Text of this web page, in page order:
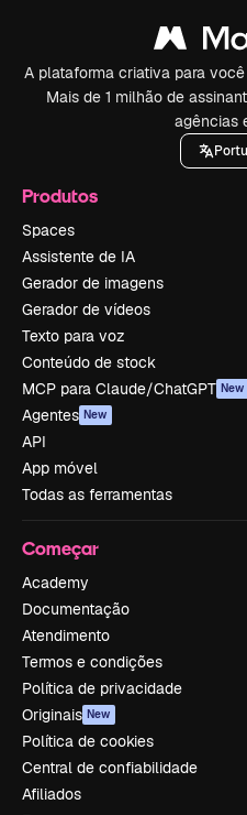
A plataforma criativa para
Mais de 1 milhão de
agências
Produtos
Spaces
Assistente de IA
Gerador de imagens
Gerador de vídeos
Texto para voz
Conteúdo de stock
MCP para Claude/ChatGPT New
Agentes New
API
App móvel
Todas as ferramentas
Começar
Academy
Documentação
Atendimento
Termos e condições
Política de privacidade
Originais New
Política de cookies
Central de confiabilidade
Afiliados